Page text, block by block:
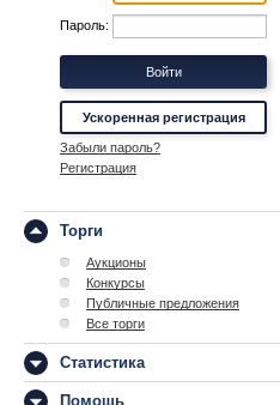
Пароль:
Ускоренная регистрация
Забыли пароль?
Регистрация
Торги
Аукционы
Конкурсы
Публичные предложения
Все торги
Статистика
Помощь